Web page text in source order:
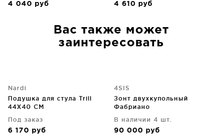
4 040 руб 4 610 руб
Вас также может
заинтересовать
Nardi
Подушка для стула Trill
44X40 CM
Под заказ
6 170 руб
4SIS
Зонт двухкупольный
Фабриано
В наличии 4 шт.
90 000 руб